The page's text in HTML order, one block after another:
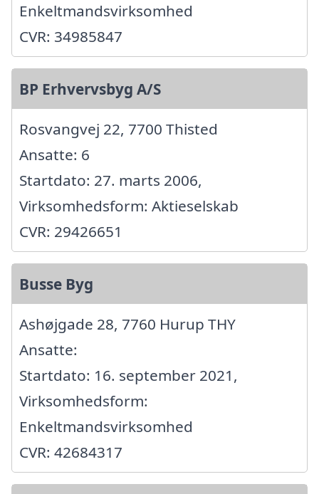
Enkeltmandsvirksomhed
CVR: 34985847
BP Erhvervsbyg A/S
Rosvangvej 22, 7700 Thisted
Ansatte: 6
Startdato: 27. marts 2006,
Virksomhedsform: Aktieselskab
CVR: 29426651
Busse Byg
Ashøjgade 28, 7760 Hurup THY
Ansatte:
Startdato: 16. september 2021,
Virksomhedsform:
Enkeltmandsvirksomhed
CVR: 42684317